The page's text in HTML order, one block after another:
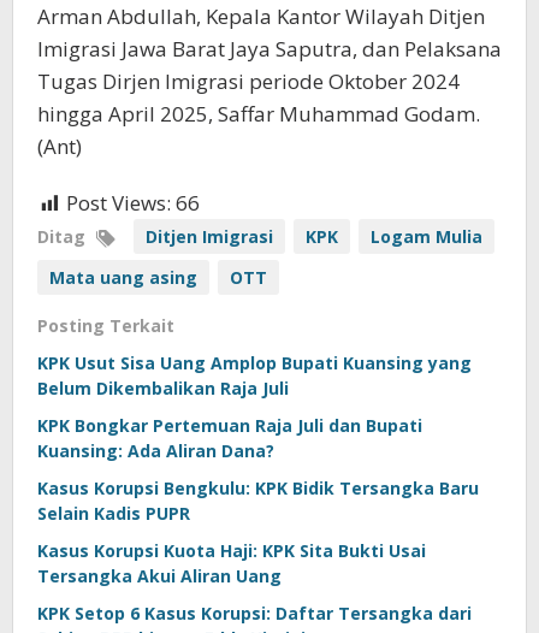
Arman Abdullah, Kepala Kantor Wilayah Ditjen
Imigrasi Jawa Barat Jaya Saputra, dan Pelaksana
Tugas Dirjen Imigrasi periode Oktober 2024
hingga April 2025, Saffar Muhammad Godam.
(Ant)
Post Views: 66
Ditag Ditjen Imigrasi KPK
Logam Mulia
Mata uang asing
OTT
Posting Terkait
KPK Usut Sisa Uang Amplop Bupati Kuansing yang
Belum Dikembalikan Raja Juli
KPK Bongkar Pertemuan Raja Juli dan Bupati
Kuansing: Ada Aliran Dana?
Kasus Korupsi Bengkulu: KPK Bidik Tersangka Baru
Selain Kadis PUPR
Kasus Korupsi Kuota Haji: KPK Sita Bukti Usai
Tersangka Akui Aliran Uang
KPK Setop 6 Kasus Korupsi: Daftar Tersangka dari